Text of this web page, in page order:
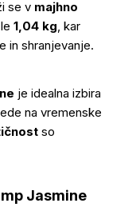
se v majhno
1,04 kg, kar
in shranjevanje.
je idealna izbira
na vremenske
so
Jasmine